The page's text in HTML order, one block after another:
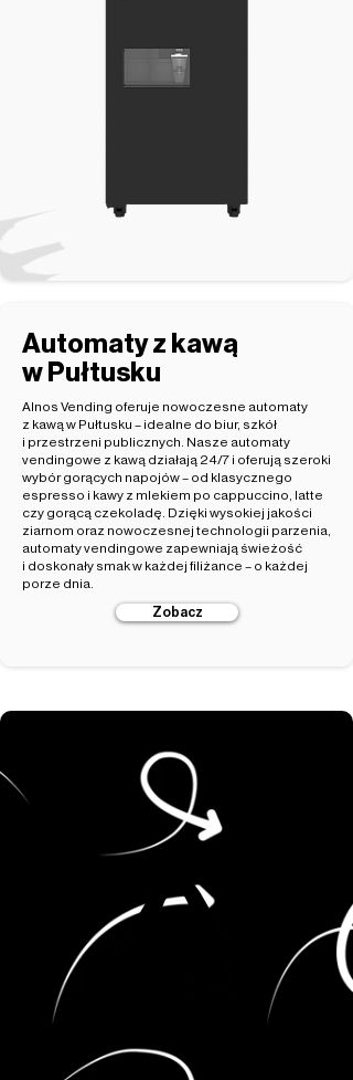
Automaty z kawą
w Pułtusku
Alnos Vending oferuje nowoczesne automaty
z kawą w Pułtusku – idealne do biur, szkół
i przestrzeni publicznych. Nasze automaty
vendingowe z kawą działają 24/7 i oferują szeroki
wybór gorących napojów – od klasycznego
espresso i kawy z mlekiem po cappuccino, latte
czy gorącą czekoladę. Dzięki wysokiej jakości
ziarnom oraz nowoczesnej technologii parzenia,
automaty vendingowe zapewniają świeżość
i doskonały smak w każdej filiżance – o każdej
porze dnia.
Zobacz